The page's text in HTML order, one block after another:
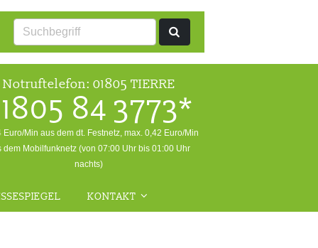
Notruftelefon: 01805 TIERRE
84 3773*
Euro/Min aus dem dt. Festnetz, max. 0,42 Euro/Min
dem Mobilfunknetz (von 07:00 Uhr bis 01:00 Uhr
nachts)
KONTAKT